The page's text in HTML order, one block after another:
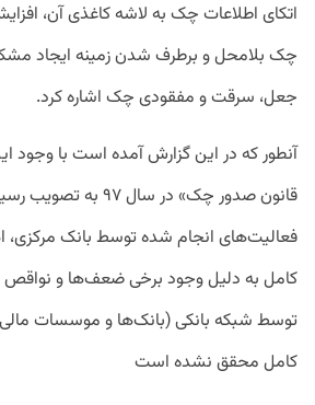
اتکای اطلاعات چک به لاشه کاغذی آن،
چک بلامحل و برطرف شدن زمینه ایجاد
جعل، سرقت و مفقودی چک اشاره کرد.
آنطور که در این گزارش آمده است با وجود
قانون صدور چک» در
فعالیت‌های انجام شده توسط بانک مرکزی،
کامل به دلیل وجود برخی ضعف‌ها و نواقص
توسط شبکه بانکی (بانک‌ها و موسسات مالی
کامل محقق نشده است